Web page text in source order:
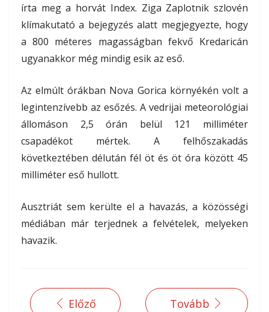
írta meg a horvát Index. Ziga Zaplotnik szlovén
klímakutató a bejegyzés alatt megjegyezte, hogy
a 800 méteres magasságban fekvő Kredaricán
ugyanakkor még mindig esik az eső.
Az elmúlt órákban Nova Gorica környékén volt a
legintenzívebb az esőzés. A vedrijai meteorológiai
állomáson 2,5 órán belül 121 milliméter
csapadékot mértek. A felhőszakadás
következtében délután fél öt és öt óra között 45
milliméter eső hullott.
Ausztriát sem kerülte el a havazás, a közösségi
médiában már terjednek a felvételek, melyeken
havazik.
Előző Tovább